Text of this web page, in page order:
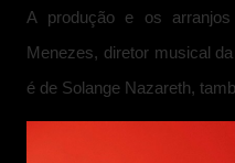
A produção e os
Menezes, diretor musical
é de Solange Nazareth,